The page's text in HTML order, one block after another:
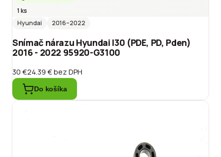
1 ks
Hyundai
2016–2022
Snímač nárazu Hyundai I30 (PDE, PD, Pden)
2016 - 2022 95920-G3100
30 €24.39 €bez DPH
Do košíka